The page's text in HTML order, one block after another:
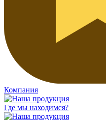
Компания
Где мы находимся?